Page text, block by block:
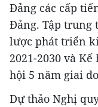
Đảng các cấp
Đảng. Tập trung
lược phát triển
2021-2030 và
hội 5 năm giai
Dự thảo Nghị